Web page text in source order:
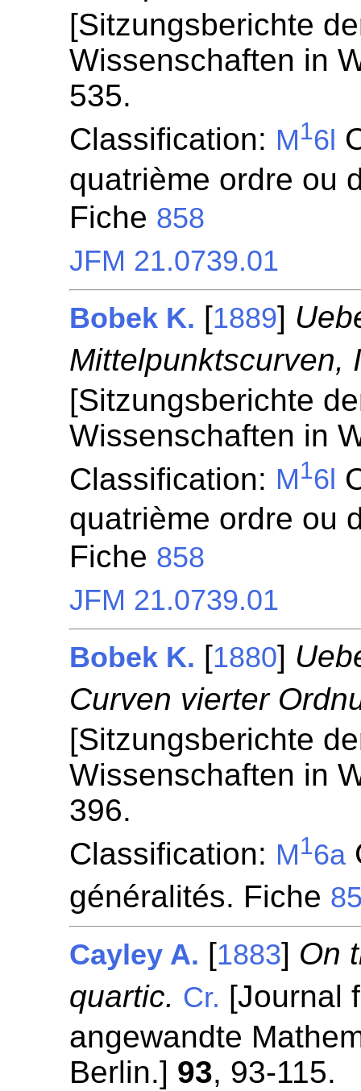
[Sitzungsberichte
Wissenschaften in
535.
Classification: M16l
quatrième ordre ou
Fiche 858
JFM 21.0739.01
Bobek K. [1889]
Mittelpunktscurven,
[Sitzungsberichte
Wissenschaften in
Classification: M16l
quatrième ordre ou
Fiche 858
JFM 21.0739.01
Bobek K. [1880]
Curven vierter
[Sitzungsberichte
Wissenschaften in
396.
Classification: M16a
généralités. Fiche
Cayley A. [1883] On
quartic. Cr. [Journal
angewandte
Berlin.] 93, 93-115.